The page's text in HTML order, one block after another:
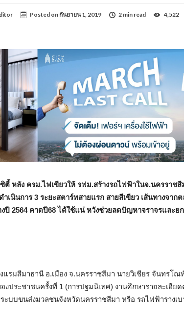
Posted on กันยายน 1, 2019 2 min read 4,522
หลัง ครม.ไฟเขียวให้ รฟม.สร้างรถไฟฟ้าในจ.นครราชสี
ำเนินการ 3 ระยะสตาร์ทสายแรก สายสีเขียว เส้นทางจา
งปี 2564 คาดปี68 ได้ใช้แน่ หวังช่วยลดปัญหาจราจรแล
แรมสีมาธานี อ.เมือง จ.นครราชสีมา นายวิเชียร จันทรโ
ประชาชนครั้งที่ 1 (การปฐมนิเทศ) งานศึกษารายละเอีย
ะบบขนส่งมวลชนจังหวัดนครราชสีมา หรือ รถไฟฟ้ารางเ